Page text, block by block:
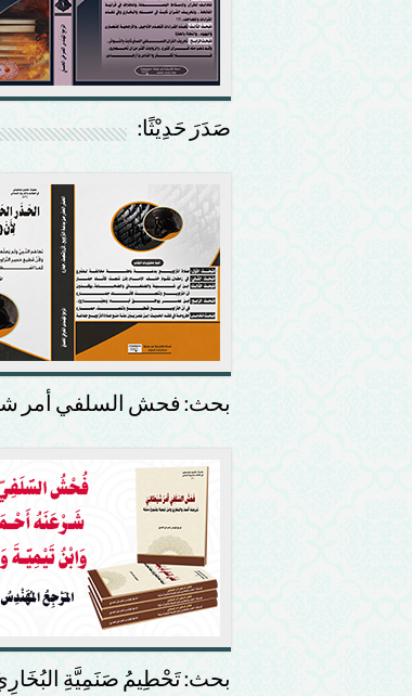
صَدَرَ حَدِيْثًا:
بحث: فحش السلفي أمر
بحث: تَحْطِيمُ صَنَمِيَّةِ